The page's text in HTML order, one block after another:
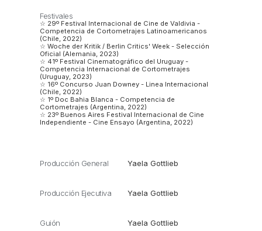
Festivales
☆ 29º Festival Internacional de Cine de Valdivia -
Competencia de Cortometrajes Latinoamericanos
(Chile, 2022)
☆ Woche der Kritik / Berlin Critics' Week - Selección
Oficial (Alemania, 2023)
☆ 41º Festival Cinematográfico del Uruguay -
Competencia Internacional de Cortometrajes
(Uruguay, 2023)
☆ 16º Concurso Juan Downey - Linea Internacional
(Chile, 2022)
☆ 1º Doc Bahia Blanca - Competencia de
Cortometrajes (Argentina, 2022)
☆ 23º Buenos Aires Festival Internacional de Cine
Independiente - Cine Ensayo (Argentina, 2022)
Producción General Yaela Gottlieb
Producción Ejecutiva Yaela Gottlieb
Guión Yaela Gottlieb